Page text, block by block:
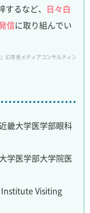
るなど、 日々白
信に取り組んでい
幻冬舎メディアコンサルティング、
畿大学医学部眼科
学医学部大学院医
Visiting